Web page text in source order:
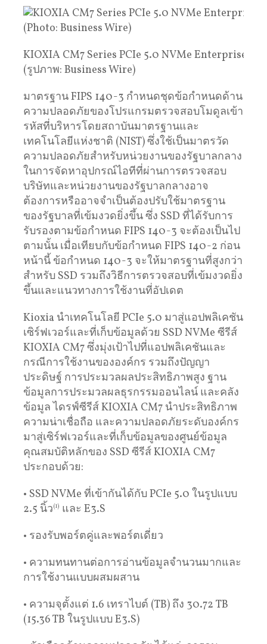
KIOXIA CM7 Series PCIe 5.0 NVMe Enterprise
(รูปภาพ: Business Wire)
มาตรฐาน FIPS 140-3 กำหนดชุดข้อกำหนดด้าน
ความปลอดภัยของโปรแกรมตรวจสอบโมดูลเข้า
รหัสที่บริหารโดยสถาบันมาตรฐานและ
เทคโนโลยีแห่งชาติ (NIST) ซึ่งใช้เป็นมาตรวัด
ความปลอดภัยสำหรับหน่วยงานของรัฐบาลกลาง
ในการจัดหาอุปกรณ์ไอทีที่ผ่านการตรวจสอบ
บริษัทและหน่วยงานของรัฐบาลกลางอาจ
ต้องการหรืออาจจำเป็นต้องปรับใช้มาตรฐาน
ของรัฐบาลที่เข้มงวดยิ่งขึ้น ซึ่ง SSD ที่ได้รับการ
รับรองตามข้อกำหนด FIPS 140-3 จะต้องเป็นไป
ตามนั้น เมื่อเทียบกับข้อกำหนด FIPS 140-2 ก่อน
หน้านี้ ข้อกำหนด 140-3 จะให้มาตรฐานที่สูงกว่า
สำหรับ SSD รวมถึงวิธีการตรวจสอบที่เข้มงวดยิ่ง
ขึ้นและแนวทางการใช้งานที่อัปเดต
Kioxia นำเทคโนโลยี PCIe 5.0 มาสู่แอปพลิเคชัน
เซิร์ฟเวอร์และที่เก็บข้อมูลด้วย SSD NVMe ซีรีส์
KIOXIA CM7 ซึ่งมุ่งเป้าไปที่แอปพลิเคชันและ
กรณีการใช้งานขององค์กร รวมถึงปัญญา
ประดิษฐ์ การประมวลผลประสิทธิภาพสูง ฐาน
ข้อมูลการประมวลผลธุรกรรมออนไลน์ และคลัง
ข้อมูล ไดรฟ์ซีรีส์ KIOXIA CM7 นำประสิทธิภาพ
ความน่าเชื่อถือ และความปลอดภัยระดับองค์กร
มาสู่เซิร์ฟเวอร์และที่เก็บข้อมูลของศูนย์ข้อมูล
คุณสมบัติหลักของ SSD ซีรีส์ KIOXIA CM7
ประกอบด้วย:
• SSD NVMe ที่เข้ากันได้กับ PCIe 5.0 ในรูปแบบ
2.5 นิ้ว(1) และ E3.S
• รองรับพอร์ตคู่และพอร์ตเดี่ยว
• ความทนทานต่อการอ่านข้อมูลจำนวนมากและ
การใช้งานแบบผสมผสาน
• ความจุตั้งแต่ 1.6 เทราไบต์ (TB) ถึง 30.72 TB
(15.36 TB ในรูปแบบ E3.S)